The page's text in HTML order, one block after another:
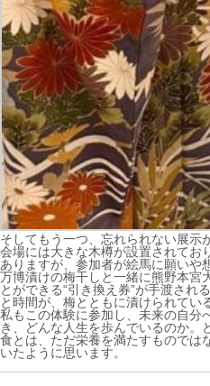
そしてもう一つ、忘れられない展
会場には大きな木樽が設置されてお
ありますが、参加者が絵馬に願いや
万博漬けの梅干しと一緒に熊野本宮
とができる“引き換え券”が手渡され
と時間が、梅とともに漬けられてい
私もこの体験に参加し、未来の自分
き、どんな人生を歩んでいるのか
食とは、ただ栄養を満たすものでは
いたように思います。